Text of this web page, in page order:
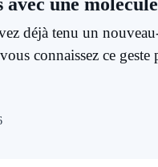
déjà tenu un
connaissez ce geste